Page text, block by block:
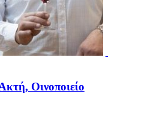
Οινοποιείο